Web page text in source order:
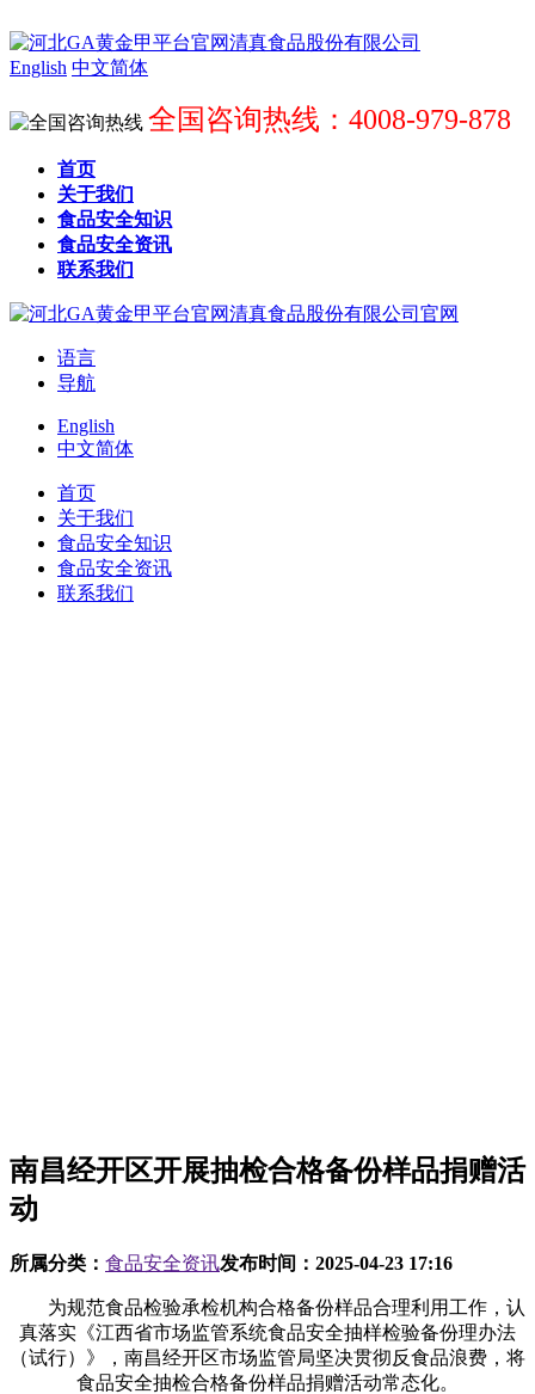
English 中文简体
全国咨询热线：4008-979-878
首页
关于我们
食品安全知识
食品安全资讯
联系我们
语言
导航
English
中文简体
首页
关于我们
食品安全知识
食品安全资讯
联系我们
南昌经开区开展抽检合格备份样品捐赠活
动
所属分类： 食品安全资讯发布时间： 2025-04-23 17:16
为规范食品检验承检机构合格备份样品合理利用工作，认
真落实《江西省市场监管系统食品安全抽样检验备份理办法
（试行）》，南昌经开区市场监管局坚决贯彻反食品浪费，将
食品安全抽检合格备份样品捐赠活动常态化。